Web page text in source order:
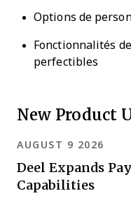
Options de
Fonctionnalités
perfectibles
New Product
AUGUST 9 2026
Deel Expands
Capabilities